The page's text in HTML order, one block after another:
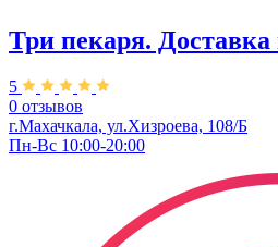
Три пекаря.
5
0 отзывов
г.Махачкала, ул.Хизроева, 108/Б
Пн-Вс 10:00-20:00